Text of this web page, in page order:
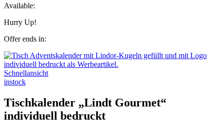
Available:
Hurry Up!
Offer ends in:
Schnellansicht
instock
Tischkalender „Lindt Gourmet“
individuell bedruckt